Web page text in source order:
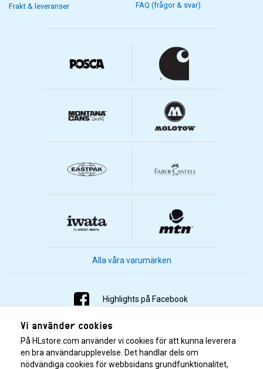
Frakt & leveranser
FAQ (frågor & svar)
Alla våra varumärken
Highlights på Facebook
Highlights på Instagram
Highlights på Youtube
Vi använder cookies
På HLstore.com använder vi cookies för att kunna leverera
en bra användarupplevelse. Det handlar dels om
nödvändiga cookies för webbsidans grundfunktionalitet,